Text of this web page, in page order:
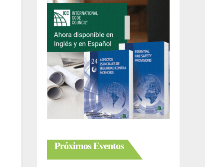
Próximos Eventos